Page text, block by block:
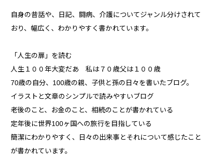
自身の昔話や、日記、闘病、介護についてジャンル分けされて
おり、幅広く、わかりやすく書かれています。
「人生の扉」を読む
人生１００年大変だあ 私は７０歳父は１００歳
70歳の自分、100歳の親、子供と孫の日々を書いたブログ。
イラストと文章のシンプルで読みやすいブログ
老後のこと、お金のこと、相続のことが書かれている
定年後に世界100ヶ国への旅行を目指している
簡潔にわかりやすく、日々の出来事とそれについて感じたこと
が書かれています。